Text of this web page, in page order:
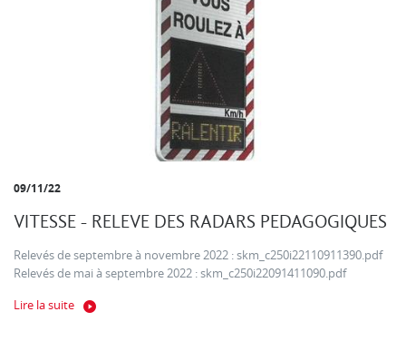
09/11/22
VITESSE - RELEVE DES RADARS PEDAGOGIQUES
Relevés de septembre à novembre 2022 : skm_c250i22110911390.pdf
Relevés de mai à septembre 2022 : skm_c250i22091411090.pdf
Lire la suite